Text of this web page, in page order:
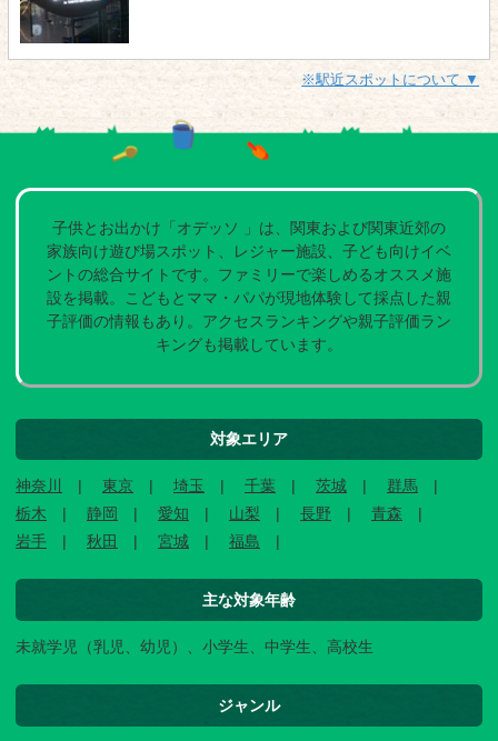
※駅近スポットについて ▼
子供とお出かけ「オデッソ 」は、関東および関東近郊の
家族向け遊び場スポット、レジャー施設、子ども向けイベ
ントの総合サイトです。ファミリーで楽しめるオススメ施
設を掲載。こどもとママ・パパが現地体験して採点した親
子評価の情報もあり。アクセスランキングや親子評価ラン
キングも掲載しています。
対象エリア
神奈川 東京 埼玉 千葉 茨城
群馬
栃木
静岡 愛知 山梨 長野
青森
岩手
秋田 宮城 福島
主な対象年齢
未就学児（乳児、幼児）、小学生、中学生、高校生
ジャンル